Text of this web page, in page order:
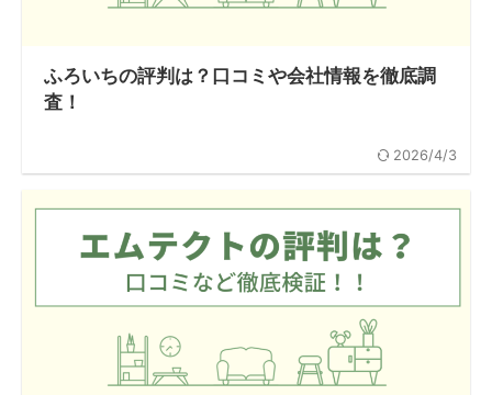
ふろいちの評判は？口コミや会社情報を徹底調
査！
2026/4/3